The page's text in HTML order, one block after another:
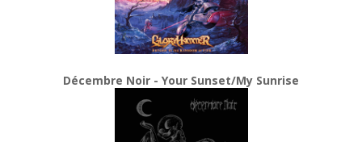
Décembre Noir - Your Sunset/My Sunrise